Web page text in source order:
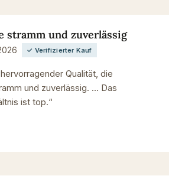
stramm und zuverlässig
✓ Verifizierter Kauf
Qualität, die
und zuverlässig. … Das
ist top.“